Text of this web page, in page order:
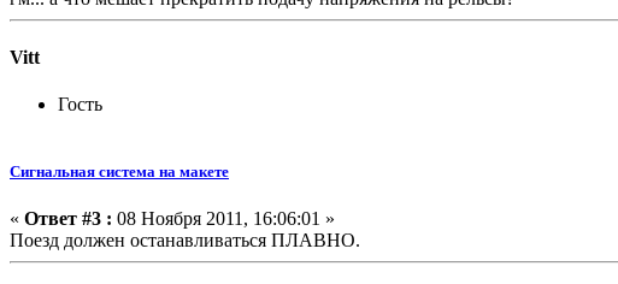
Vitt
Гость
Сигнальная система на макете
« Ответ #3 : 08 Ноября 2011, 16:06:01 »
Поезд должен останавливаться ПЛАВНО.